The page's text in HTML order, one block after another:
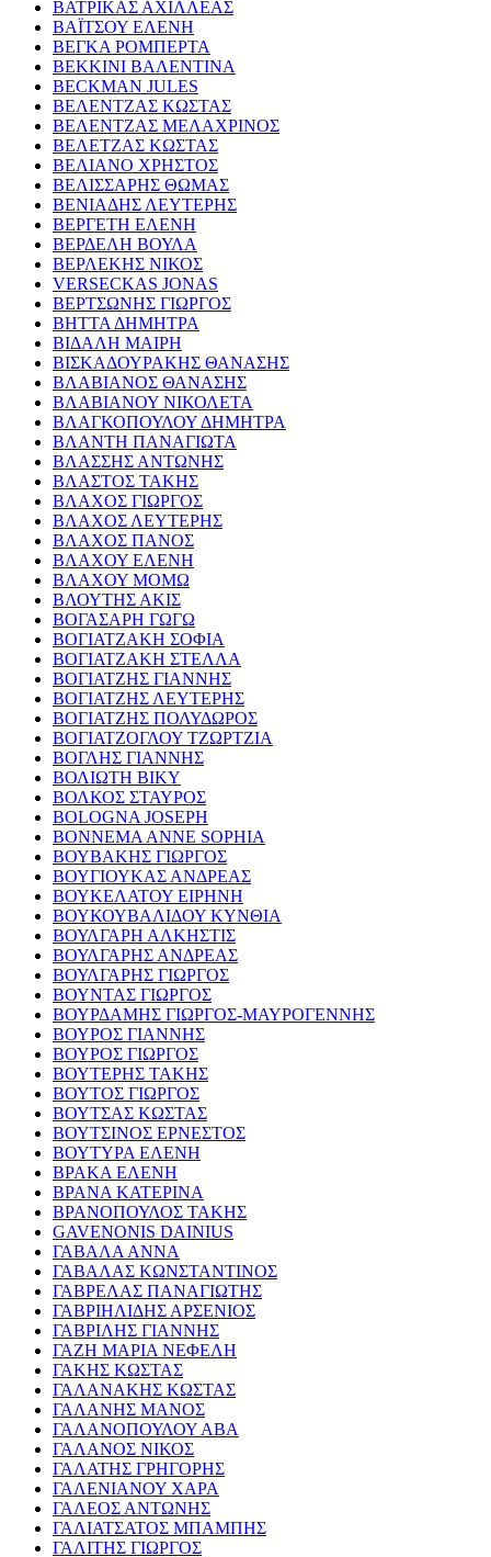
ΒΑΤΡΙΚΑΣ ΑΧΙΛΛΕΑΣ
ΒΑΪΤΣΟΥ ΕΛΕΝΗ
ΒΕΓΚΑ ΡΟΜΠΕΡΤΑ
ΒΕΚΚΙΝΙ ΒΑΛΕΝΤΙΝΑ
BECKMAN JULES
ΒΕΛΕΝΤΖΑΣ ΚΩΣΤΑΣ
ΒΕΛΕΝΤΖΑΣ ΜΕΛΑΧΡΙΝΟΣ
ΒΕΛΕΤΖΑΣ ΚΩΣΤΑΣ
ΒΕΛΙΑΝΟ ΧΡΗΣΤΟΣ
ΒΕΛΙΣΣΑΡΗΣ ΘΩΜΑΣ
ΒΕΝΙΑΔΗΣ ΛΕΥΤΕΡΗΣ
ΒΕΡΓΕΤΗ ΕΛΕΝΗ
ΒΕΡΔΕΛΗ ΒΟΥΛΑ
ΒΕΡΛΕΚΗΣ ΝΙΚΟΣ
VERSECKAS JONAS
ΒΕΡΤΣΩΝΗΣ ΓΙΩΡΓΟΣ
ΒΗΤΤΑ ΔΗΜΗΤΡΑ
ΒΙΔΑΛΗ ΜΑΙΡΗ
ΒΙΣΚΑΔΟΥΡΑΚΗΣ ΘΑΝΑΣΗΣ
ΒΛΑΒΙΑΝΟΣ ΘΑΝΑΣΗΣ
ΒΛΑΒΙΑΝΟΥ ΝΙΚΟΛΕΤΑ
ΒΛΑΓΚΟΠΟΥΛΟΥ ΔΗΜΗΤΡΑ
ΒΛΑΝΤΗ ΠΑΝΑΓΙΩΤΑ
ΒΛΑΣΣΗΣ ΑΝΤΩΝΗΣ
ΒΛΑΣΤΟΣ ΤΑΚΗΣ
ΒΛΑΧΟΣ ΓΙΩΡΓΟΣ
ΒΛΑΧΟΣ ΛΕΥΤΕΡΗΣ
ΒΛΑΧΟΣ ΠΑΝΟΣ
ΒΛΑΧΟΥ ΕΛΕΝΗ
ΒΛΑΧΟΥ ΜΟΜΩ
ΒΛΟΥΤΗΣ ΑΚΙΣ
ΒΟΓΑΣΑΡΗ ΓΩΓΩ
ΒΟΓΙΑΤΖΑΚΗ ΣΟΦΙΑ
ΒΟΓΙΑΤΖΑΚΗ ΣΤΕΛΛΑ
ΒΟΓΙΑΤΖΗΣ ΓΙΑΝΝΗΣ
ΒΟΓΙΑΤΖΗΣ ΛΕΥΤΕΡΗΣ
ΒΟΓΙΑΤΖΗΣ ΠΟΛΥΔΩΡΟΣ
ΒΟΓΙΑΤΖΟΓΛΟΥ ΤΖΩΡΤΖΙΑ
ΒΟΓΛΗΣ ΓΙΑΝΝΗΣ
ΒΟΛΙΩΤΗ ΒΙΚΥ
ΒΟΛΚΟΣ ΣΤΑΥΡΟΣ
BOLOGNA JOSEPH
BONNEMA ANNE SOPHIA
ΒΟΥΒΑΚΗΣ ΓΙΩΡΓΟΣ
ΒΟΥΓΙΟΥΚΑΣ ΑΝΔΡΕΑΣ
ΒΟΥΚΕΛΑΤΟΥ ΕΙΡΗΝΗ
ΒΟΥΚΟΥΒΑΛΙΔΟΥ ΚΥΝΘΙΑ
ΒΟΥΛΓΑΡΗ ΑΛΚΗΣΤΙΣ
ΒΟΥΛΓΑΡΗΣ ΑΝΔΡΕΑΣ
ΒΟΥΛΓΑΡΗΣ ΓΙΩΡΓΟΣ
ΒΟΥΝΤΑΣ ΓΙΩΡΓΟΣ
ΒΟΥΡΔΑΜΗΣ ΓΙΩΡΓΟΣ-ΜΑΥΡΟΓΕΝΝΗΣ
ΒΟΥΡΟΣ ΓΙΑΝΝΗΣ
ΒΟΥΡΟΣ ΓΙΩΡΓΟΣ
ΒΟΥΤΕΡΗΣ ΤΑΚΗΣ
ΒΟΥΤΟΣ ΓΙΩΡΓΟΣ
ΒΟΥΤΣΑΣ ΚΩΣΤΑΣ
ΒΟΥΤΣΙΝΟΣ ΕΡΝΕΣΤΟΣ
ΒΟΥΤΥΡΑ ΕΛΕΝΗ
ΒΡΑΚΑ ΕΛΕΝΗ
ΒΡΑΝΑ ΚΑΤΕΡΙΝΑ
ΒΡΑΝΟΠΟΥΛΟΣ ΤΑΚΗΣ
GAVENONIS DAINIUS
ΓΑΒΑΛΑ ΑΝΝΑ
ΓΑΒΑΛΑΣ ΚΩΝΣΤΑΝΤΙΝΟΣ
ΓΑΒΡΕΛΑΣ ΠΑΝΑΓΙΩΤΗΣ
ΓΑΒΡΙΗΛΙΔΗΣ ΑΡΣΕΝΙΟΣ
ΓΑΒΡΙΛΗΣ ΓΙΑΝΝΗΣ
ΓΑΖΗ ΜΑΡΙΑ ΝΕΦΕΛΗ
ΓΑΚΗΣ ΚΩΣΤΑΣ
ΓΑΛΑΝΑΚΗΣ ΚΩΣΤΑΣ
ΓΑΛΑΝΗΣ ΜΑΝΟΣ
ΓΑΛΑΝΟΠΟΥΛΟΥ ΑΒΑ
ΓΑΛΑΝΟΣ ΝΙΚΟΣ
ΓΑΛΑΤΗΣ ΓΡΗΓΟΡΗΣ
ΓΑΛΕΝΙΑΝΟΥ ΧΑΡΑ
ΓΑΛΕΟΣ ΑΝΤΩΝΗΣ
ΓΑΛΙΑΤΣΑΤΟΣ ΜΠΑΜΠΗΣ
ΓΑΛΙΤΗΣ ΓΙΩΡΓΟΣ